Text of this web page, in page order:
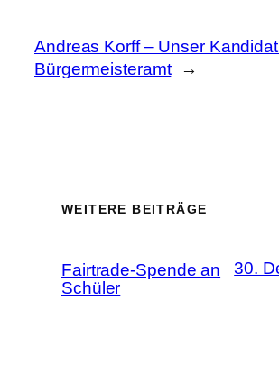
Andreas Korff – Unser
Bürgermeisteramt
→
WEITERE BEITRÄGE
Fairtrade-Spende an
Schüler
30.